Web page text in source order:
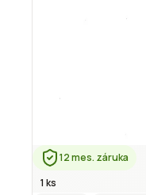
12 mes. záruka
1 ks